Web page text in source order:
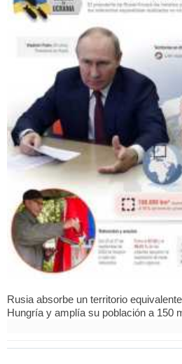
Rusia absorbe un territorio
Hungría y amplía su población a 150